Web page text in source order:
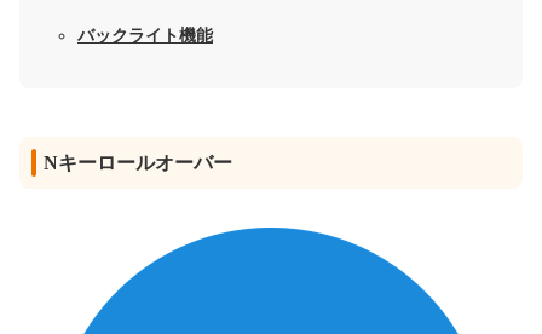
バックライト機能
Nキーロールオーバー